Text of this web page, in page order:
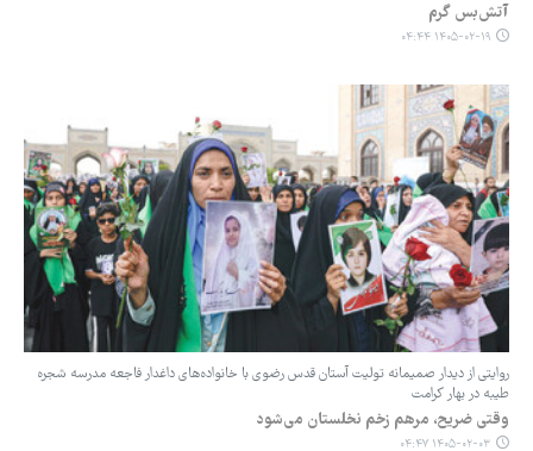
آتش‌بس گرم
۱۴۰۵-۰۲-۱۹ ۰۴:۴۴
‏روایتی از دیدار صمیمانه تولیت آستان قدس رضوی با خانواده‌های داغدار فاجعه مدرسه شجره
‌طیبه در بهار کرامت
وقتی ضریح، مرهم زخم نخلستان می‌شود
۱۴۰۵-۰۲-۰۳ ۰۴:۴۷